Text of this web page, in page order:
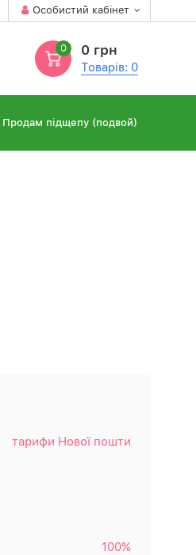
Особистий кабінет
0 0 грн
Товарів: 0
Продам підщепу (подвой)
тарифи Нової пошти
100%